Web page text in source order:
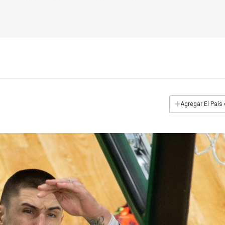
+Agregar El País